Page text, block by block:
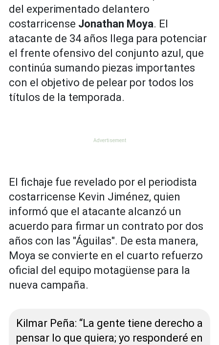
del experimentado delantero
costarricense Jonathan Moya. El
atacante de 34 años llega para potenciar
el frente ofensivo del conjunto azul, que
continúa sumando piezas importantes
con el objetivo de pelear por todos los
títulos de la temporada.
El fichaje fue revelado por el periodista
costarricense Kevin Jiménez, quien
informó que el atacante alcanzó un
acuerdo para firmar un contrato por dos
años con las "Águilas". De esta manera,
Moya se convierte en el cuarto refuerzo
oficial del equipo motagüense para la
nueva campaña.
Kilmar Peña: “La gente tiene derecho a
pensar lo que quiera; yo responderé en